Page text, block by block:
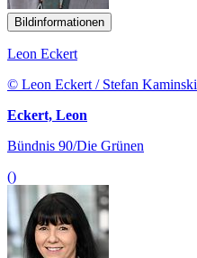
Bildinformationen
Leon Eckert
© Leon Eckert / Stefan Kaminski
Eckert, Leon
Bündnis 90/Die Grünen
()